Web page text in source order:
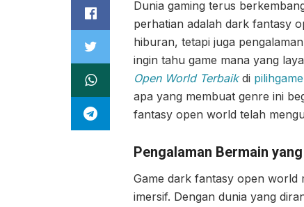
Dunia gaming terus
perhatian adalah dark fantasy
hiburan, tetapi juga
ingin tahu game mana yang
Open World Terbaikdi
apa yang membuat genre ini
fantasy open world telah
Pengalaman Bermain
Game dark fantasy open world
imersif. Dengan dunia yang